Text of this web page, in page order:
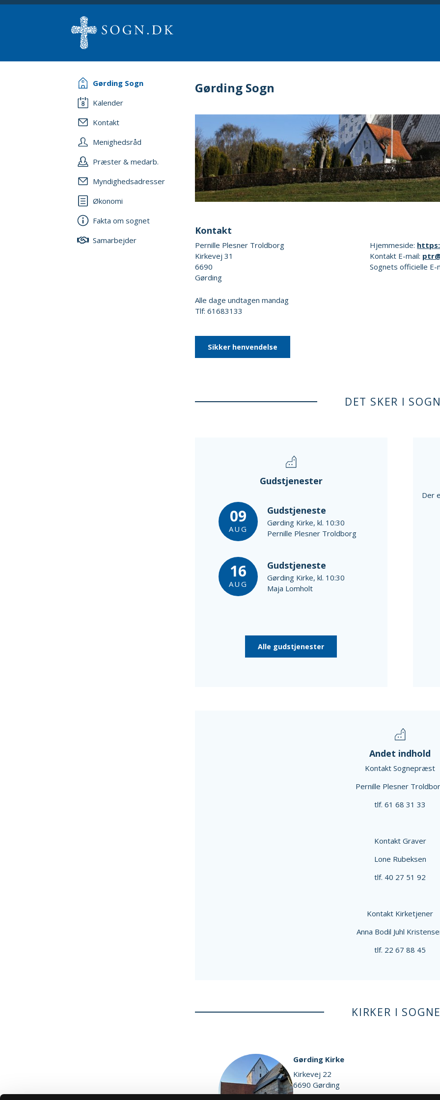
Gørding Sogn
Kalender
Kontakt
Menighedsråd
Præster & medarb.
Myndighedsadresser
Økonomi
Fakta om sognet
Samarbejder
Gørding Sogn
Kontakt
Pernille Plesner Troldborg
Kirkevej 31
6690
Gørding
Alle dage undtagen mandag
Tlf: 61683133
Sikker henvendelse
Hjemmeside:
Kontakt E-mail:
Sognets officielle E-
DET SKER I
Gudstjenester
09
AUG
Gudstjeneste
Gørding Kirke, kl. 10:30
Pernille Plesner Troldborg
16
AUG
Gudstjeneste
Gørding Kirke, kl. 10:30
Maja Lomholt
Alle gudstjenester
Der
Andet indhold
Kontakt Sognepræst
Pernille Plesner
tlf. 61 68 31 33
Kontakt Graver
Lone Rubeksen
tlf. 40 27 51 92
Kontakt Kirketjener
Anna Bodil Juhl
tlf. 22 67 88 45
KIRKER I
Gørding Kirke
Kirkevej 22
6690 Gørding